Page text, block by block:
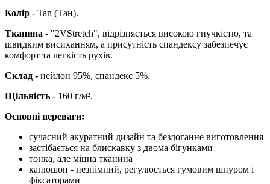
Колір - Tan (Тан).
Тканина - "2VStretch", відрізняється високою гнучкістю, та
швидким висиханням, а присутність спандексу забезпечує
комфорт та легкість рухів.
Склад - нейлон 95%, спандекс 5%.
Щільність - 160 г/м².
Основні переваги:
сучасний акуратний дизайн та бездоганне виготовлення
застібається на блискавку з двома бігунками
тонка, але міцна тканина
капюшон - незнімний, регулюється гумовим шнуром і
фіксаторами